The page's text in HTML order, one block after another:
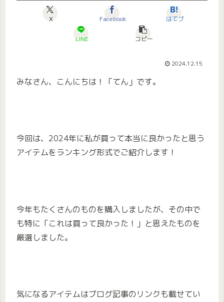
X Facebook はてブ
LINE コピー
2024.12.15
みなさん、こんにちは！「てん」です。
今回は、2024年に私が買って本当に良かったと思う
アイテムをランキング形式でご紹介します！
今年もたくさんのものを購入しましたが、その中で
も特に「これは買って良かった！」と思えたものを
厳選しました。
気になるアイテムはブログ記事のリンクも載せてい